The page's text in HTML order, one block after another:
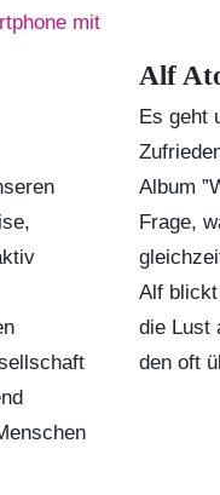
Alf
Es geht
Album
Frage,
Alf
die Lust
den oft